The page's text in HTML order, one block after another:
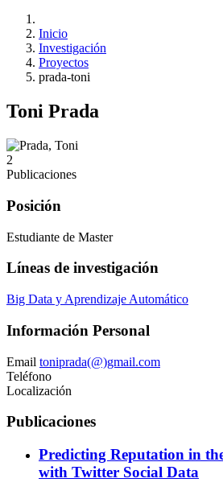
Inicio
Investigación
Proyectos
prada-toni
Toni Prada
2
Publicaciones
Posición
Estudiante de Master
Líneas de investigación
Big Data y Aprendizaje Automático
Información Personal
Email toniprada(@)gmail.com
Teléfono
Localización
Publicaciones
Predicting Reputation in
with Twitter Social Data